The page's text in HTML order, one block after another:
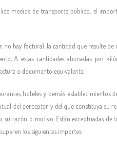
medios de transporte público, el
no hay factura), la cantidad que resulte
A estas cantidades abonadas por
o documento equivalente.
hoteles y demás establecimientos
del perceptor y del que constituya su
razón o motivo. Están exceptuadas de
los siguientes importes: